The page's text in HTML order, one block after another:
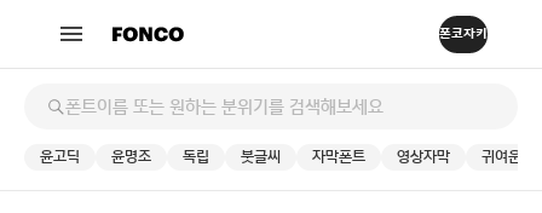
윤고딕 윤명조 독립 붓글씨 자막폰트 영상자막 귀여운